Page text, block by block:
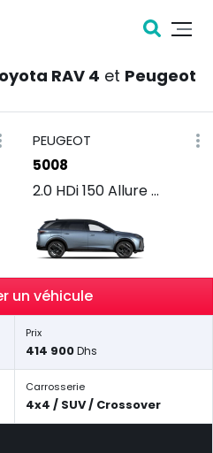
RAV 4 et Peugeot
PEUGEOT
5008
2.0 HDi 150 Allure BVA
un véhicule
Prix
414 900Dhs
Carrosserie
4x4 / SUV / Crossover